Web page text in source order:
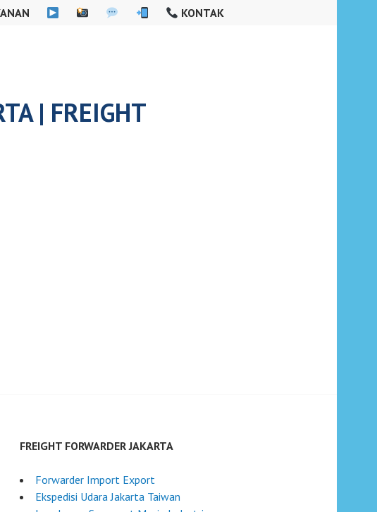
KONTAK
| FREIGHT
FREIGHT FORWARDER JAKARTA
Forwarder Import Export
Ekspedisi Udara Jakarta Taiwan